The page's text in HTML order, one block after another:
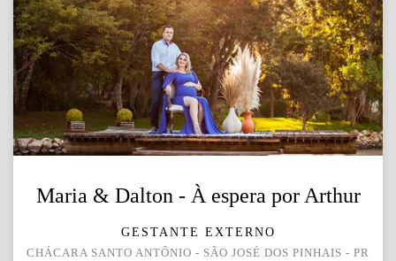
Maria & Dalton - À espera por Arthur
GESTANTE EXTERNO
CHÁCARA SANTO ANTÔNIO - SÃO JOSÉ DOS PINHAIS - PR